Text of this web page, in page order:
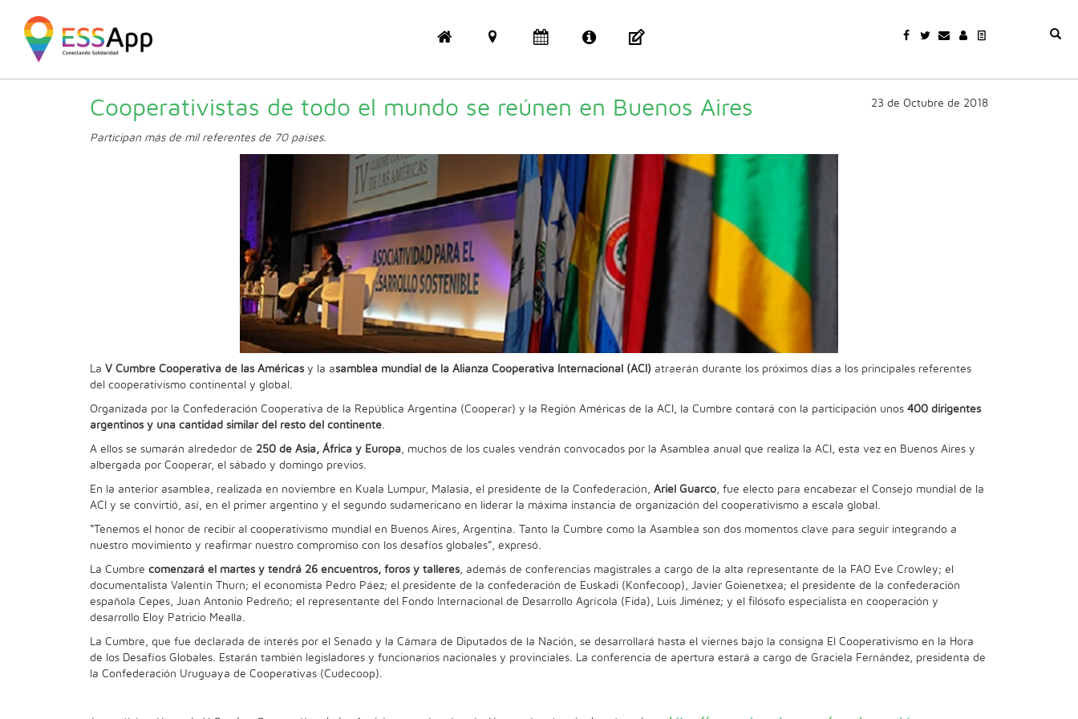
23 de Octubre de 2018
Cooperativistas de todo el mundo se reúnen en Buenos Aires
Participan más de mil referentes de 70 países.
La V Cumbre Cooperativa de las Américasy la asamblea mundial de la Alianza Cooperativa Internacional (ACI) atraerán durante los próximos días a los principales referentes
del cooperativismo continental y global.
Organizada por la Confederación Cooperativa de la República Argentina (Cooperar) y la Región Américas de la ACI, la Cumbre contará con la participación unos 400 dirigentes
argentinos y una cantidad similar del resto del continente.
A ellos se sumarán alrededor de 250 de Asia, África y Europa, muchos de los cuales vendrán convocados por la Asamblea anual que realiza la ACI, esta vez en Buenos Aires y
albergada por Cooperar, el sábado y domingo previos.
En la anterior asamblea, realizada en noviembre en Kuala Lumpur, Malasia, el presidente de la Confederación, Ariel Guarco, fue electo para encabezar el Consejo mundial de la
ACI y se convirtió, así, en el primer argentino y el segundo sudamericano en liderar la máxima instancia de organización del cooperativismo a escala global.
“Tenemos el honor de recibir al cooperativismo mundial en Buenos Aires, Argentina. Tanto la Cumbre como la Asamblea son dos momentos clave para seguir integrando a
nuestro movimiento y reafirmar nuestro compromiso con los desafíos globales”, expresó.
La Cumbre comenzará el martes y tendrá 26 encuentros, foros y talleres, además de conferencias magistrales a cargo de la alta representante de la FAO Eve Crowley; el
documentalista Valentín Thurn; el economista Pedro Páez; el presidente de la confederación de Euskadi (Konfecoop), Javier Goienetxea; el presidente de la confederación
española Cepes, Juan Antonio Pedreño; el representante del Fondo Internacional de Desarrollo Agrícola (Fida), Luis Jiménez; y el filósofo especialista en cooperación y
desarrollo Eloy Patricio Mealla.
La Cumbre, que fue declarada de interés por el Senado y la Cámara de Diputados de la Nación, se desarrollará hasta el viernes bajo la consigna El Cooperativismo en la Hora
de los Desafíos Globales. Estarán también legisladores y funcionarios nacionales y provinciales. La conferencia de apertura estará a cargo de Graciela Fernández, presidenta de
la Confederación Uruguaya de Cooperativas (Cudecoop).